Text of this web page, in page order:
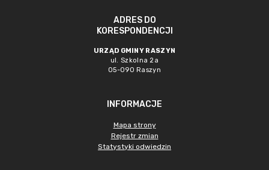
ADRES DO
KORESPONDENCJI
URZĄD GMINY RASZYN
ul. Szkolna 2a
05-090 Raszyn
INFORMACJE
Mapa strony
Rejestr zmian
Statystyki odwiedzin